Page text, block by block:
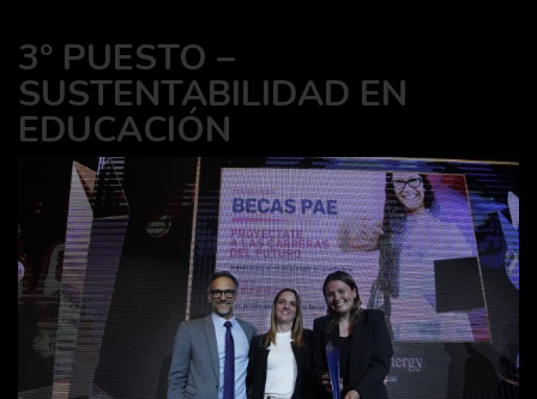
3º PUESTO –
SUSTENTABILIDAD EN
EDUCACIÓN